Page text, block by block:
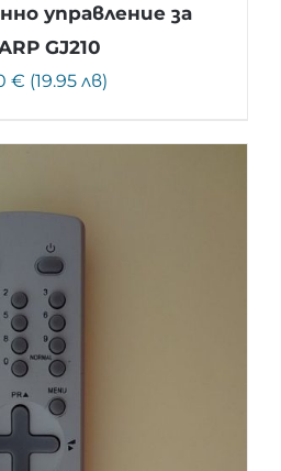
управление за
GJ210
€ (19.95 лв)